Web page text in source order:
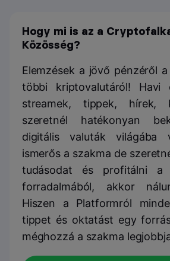
Hogy mi is az a
Közösség?
Elemzések a jövő pénzéről
többi kriptovalutáról! Havi
streamek, tippek, hírek,
szeretnél hatékonyan
digitális valuták
ismerős a szakma de
tudásodat és profitálni a
forradalmából, akkor
Hiszen a Platformról
tippet és oktatást egy
méghozzá a szakma